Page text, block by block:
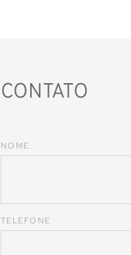
CONTATO
NOME
TELEFONE